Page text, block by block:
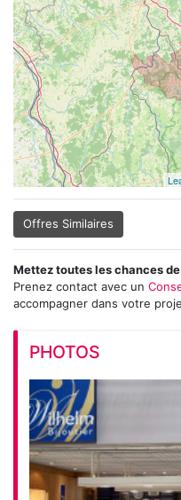
Offres Similaires
Mettez toutes les chances
Prenez contact avec un
accompagner dans votre
PHOTOS